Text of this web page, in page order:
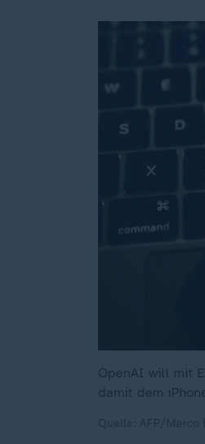
OpenAI will mit
damit dem